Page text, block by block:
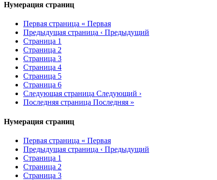
Нумерация страниц
Первая страница « Первая
Предыдущая страница ‹ Предыдущий
Страница 1
Страница 2
Страница 3
Страница 4
Страница 5
Страница 6
Следующая страница Следующий ›
Последняя страница Последняя »
Нумерация страниц
Первая страница « Первая
Предыдущая страница ‹ Предыдущий
Страница 1
Страница 2
Страница 3